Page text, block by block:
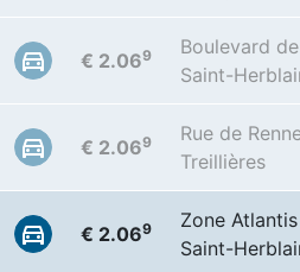
€ 2.069
Boulevard
Saint-
€ 2.069
Rue de
Treillières
€ 2.069
Zone Atlantis
Saint-